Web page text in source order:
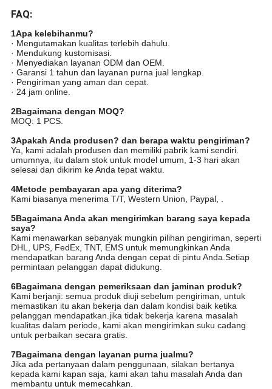
FAQ:
1Apa kelebihanmu?
· Mengutamakan kualitas terlebih dahulu.
· Mendukung kustomisasi.
· Menyediakan layanan ODM dan OEM.
· Garansi 1 tahun dan layanan purna jual lengkap.
· Pengiriman yang aman dan cepat.
· 24 jam online.
2Bagaimana dengan MOQ?
MOQ: 1 PCS.
3Apakah Anda produsen? dan berapa waktu pengiriman?
Ya, kami adalah produsen dan memiliki pabrik kami sendiri.
umumnya, itu dalam stok untuk model umum, 1-3 hari akan
selesai dan dikirim ke Anda tepat waktu.
4Metode pembayaran apa yang diterima?
Kami biasanya menerima T/T, Western Union, Paypal, .
5Bagaimana Anda akan mengirimkan barang saya kepada
saya?
Kami menawarkan sebanyak mungkin pilihan pengiriman, seperti
DHL, UPS, FedEx, TNT, EMS untuk memungkinkan Anda
mendapatkan barang Anda dengan cepat di pintu Anda.Setiap
permintaan pelanggan dapat didukung.
6Bagaimana dengan pemeriksaan dan jaminan produk?
Kami berjanji: semua produk diuji sebelum pengiriman, untuk
memastikan itu akan bekerja dan dalam kondisi baik ketika
pelanggan mendapatkan.jika tidak bekerja karena masalah
kualitas dalam periode, kami akan mengirimkan suku cadang
untuk perbaikan secara gratis.
7Bagaimana dengan layanan purna jualmu?
Jika ada pertanyaan dalam penggunaan, silakan bertanya
kepada kami kapan saja, kami akan tahu masalah Anda dan
membantu untuk memecahkan.